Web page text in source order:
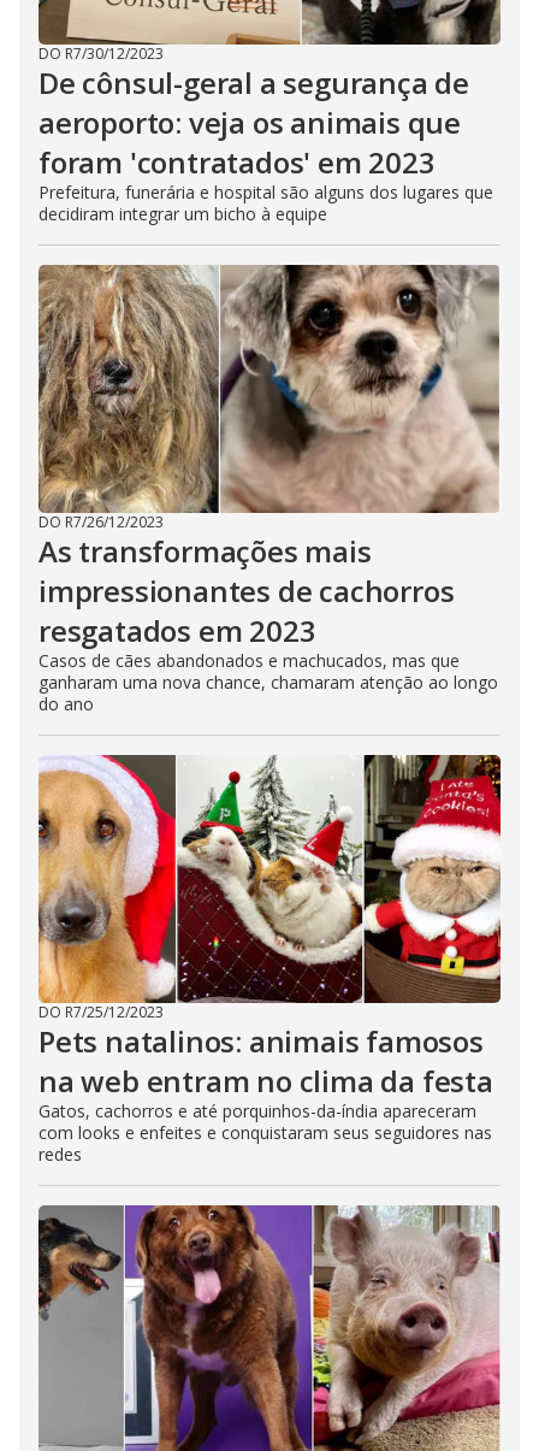
DO R7/30/12/2023
De cônsul-geral a segurança de
aeroporto: veja os animais que
foram 'contratados' em 2023
Prefeitura, funerária e hospital são alguns dos lugares que
decidiram integrar um bicho à equipe
DO R7/26/12/2023
As transformações mais
impressionantes de cachorros
resgatados em 2023
Casos de cães abandonados e machucados, mas que
ganharam uma nova chance, chamaram atenção ao longo
do ano
DO R7/25/12/2023
Pets natalinos: animais famosos
na web entram no clima da festa
Gatos, cachorros e até porquinhos-da-índia apareceram
com looks e enfeites e conquistaram seus seguidores nas
redes